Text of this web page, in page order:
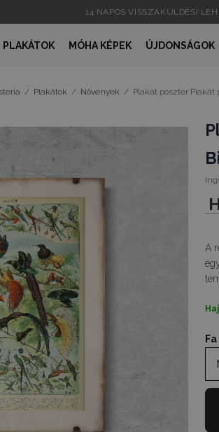
14 NAPOS VISSZAKÜLDÉSI
PLAKÁTOK MÓHA KÉPEK ÚJDONSÁGOK
/ Plakátok / Növények / Plakát poszter Plakát
A